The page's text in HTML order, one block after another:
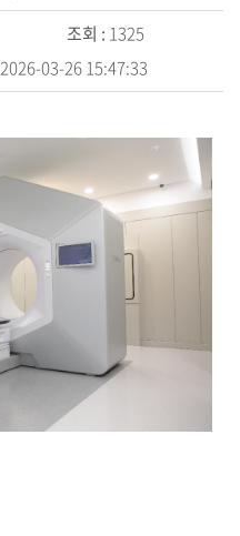
조회 : 1325
2026-03-26 15:47:33